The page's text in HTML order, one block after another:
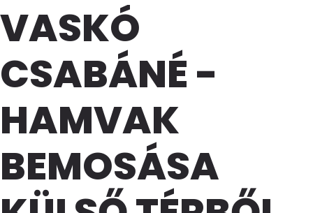
VASKÓ
CSABÁNÉ -
HAMVAK
BEMOSÁSA